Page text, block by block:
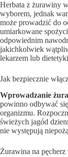
Herbata z żurawiny
wyborem, jednak
może prowadzić do
umiarkowane
odpowiednim
jakichkolwiek
lekarzem lub
Jak bezpiecznie
Wprowadzanie
powinno odbywać
organizmu.
świeżych jagód
nie występują
Żurawina na